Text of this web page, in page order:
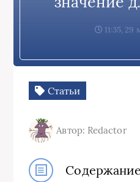
11:35, 29
Статьи
Автор: Redactor
Содержание